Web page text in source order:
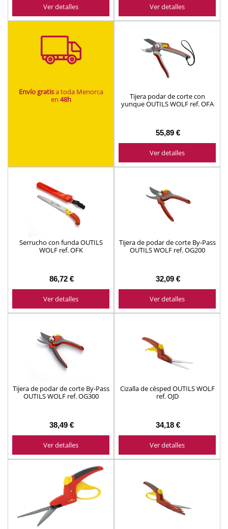
Ver detalles Ver detalles
Envío gratisa toda Menorca
en 48h
Tijera podar de corte con
yunque OUTILS WOLF ref. OFA
55,89 €
Ver detalles
Serrucho con funda OUTILS
WOLF ref. OFK
86,72 €
Ver detalles
Tijera de podar de corte By-Pass
OUTILS WOLF ref. OG200
32,09 €
Ver detalles
Tijera de podar de corte By-Pass
OUTILS WOLF ref. OG300
38,49 €
Ver detalles
Cizalla de césped OUTILS WOLF
ref. OJD
34,18 €
Ver detalles